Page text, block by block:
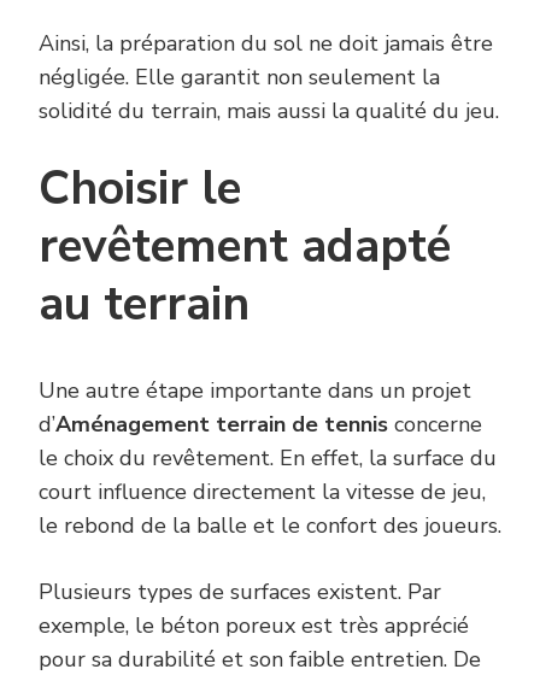
Ainsi, la préparation du sol ne doit jamais être
négligée. Elle garantit non seulement la
solidité du terrain, mais aussi la qualité du jeu.
Choisir le
revêtement adapté
au terrain
Une autre étape importante dans un projet
d’Aménagement terrain de tennis concerne
le choix du revêtement. En effet, la surface du
court influence directement la vitesse de jeu,
le rebond de la balle et le confort des joueurs.
Plusieurs types de surfaces existent. Par
exemple, le béton poreux est très apprécié
pour sa durabilité et son faible entretien. De